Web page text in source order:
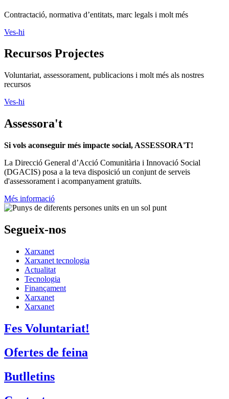
Contractació, normativa d’entitats, marc legals i molt més
Ves-hi
Recursos Projectes
Voluntariat, assessorament, publicacions i molt més als nostres
recursos
Ves-hi
Assessora't
Si vols aconseguir més impacte social, ASSESSORA'T!
La Direcció General d’Acció Comunitària i Innovació Social
(DGACIS) posa a la teva disposició un conjunt de serveis
d'assessorament i acompanyament gratuïts.
Més informació
Segueix-nos
Xarxanet
Xarxanet tecnologia
Actualitat
Tecnologia
Finançament
Xarxanet
Xarxanet
Fes Voluntariat!
Ofertes de feina
Butlletins